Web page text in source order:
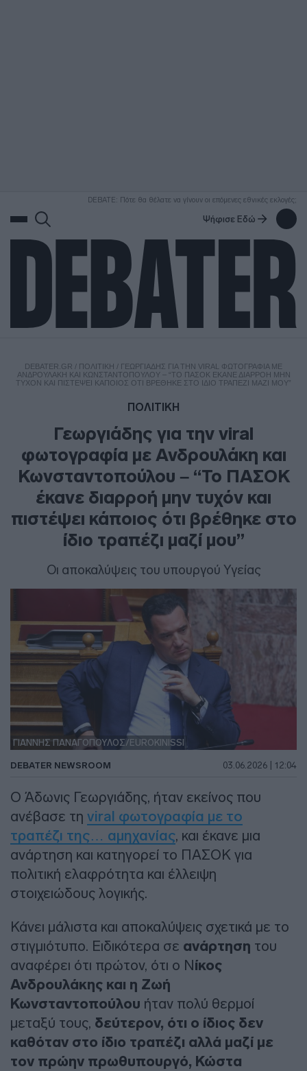
DEBATE: Πότε θα θέλατε να γίνουν οι επόμενες εθνικές εκλογές;
Ψήφισε Εδώ
DEBATER.GR / ΠΟΛΙΤΙΚΗ / ΓΕΩΡΓΙΆΔΗΣ ΓΙΑ ΤΗΝ VIRAL ΦΩΤΟΓΡΑΦΊΑ ΜΕ
ΑΝΔΡΟΥΛΆΚΗ ΚΑΙ ΚΩΝΣΤΑΝΤΟΠΟΎΛΟΥ – “ΤΟ ΠΑΣΟΚ ΈΚΑΝΕ ΔΙΑΡΡΟΉ ΜΗΝ
ΤΥΧΌΝ ΚΑΙ ΠΙΣΤΈΨΕΙ ΚΆΠΟΙΟΣ ΌΤΙ ΒΡΈΘΗΚΕ ΣΤΟ ΊΔΙΟ ΤΡΑΠΈΖΙ ΜΑΖΊ ΜΟΥ”
ΠΟΛΙΤΙΚΗ
Γεωργιάδης για την viral
φωτογραφία με Ανδρουλάκη και
Κωνσταντοπούλου – “Το ΠΑΣΟΚ
έκανε διαρροή μην τυχόν και
πιστέψει κάποιος ότι βρέθηκε στο
ίδιο τραπέζι μαζί μου”
Οι αποκαλύψεις του υπουργού Υγείας
ΓΙΑΝΝΗΣ ΠΑΝΑΓΟΠΟΥΛΟΣ/EUROKINISSI
DEBATER NEWSROOM 03.06.2026 | 12:04
O Άδωνις Γεωργιάδης, ήταν εκείνος που
ανέβασε τη viral φωτογραφία με το
τραπέζι της… αμηχανίας, και έκανε μια
ανάρτηση και κατηγορεί το ΠΑΣΟΚ για
πολιτική ελαφρότητα και έλλειψη
στοιχειώδους λογικής.
Κάνει μάλιστα και αποκαλύψεις σχετικά με το
στιγμιότυπο. Ειδικότερα σε ανάρτηση του
αναφέρει ότι πρώτον, ότι ο Νίκος
Ανδρουλάκης και η Ζωή
Κωνσταντοπούλου ήταν πολύ θερμοί
μεταξύ τους, δεύτερον, ότι ο ίδιος δεν
καθόταν στο ίδιο τραπέζι αλλά μαζί με
τον πρώην πρωθυπουργό, Κώστα